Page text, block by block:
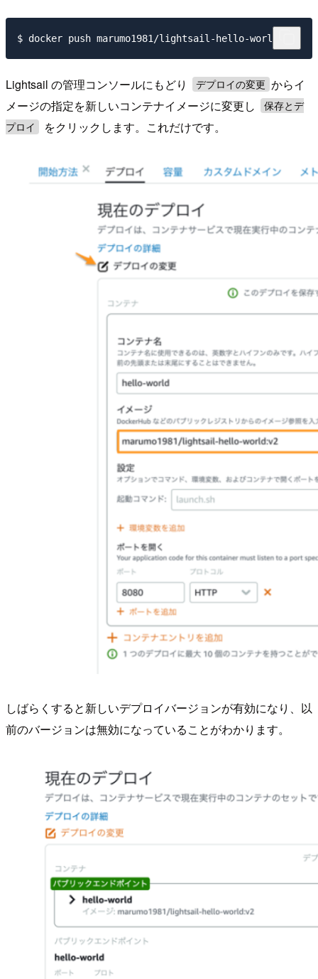
Lightsail の管理コンソールにもどり デプロイの変更 からイ
メージの指定を新しいコンテナイメージに変更し
保存とデ
プロイ
をクリックします。これだけです。
しばらくすると新しいデプロイバージョンが有効になり、以
前のバージョンは無効になっていることがわかります。